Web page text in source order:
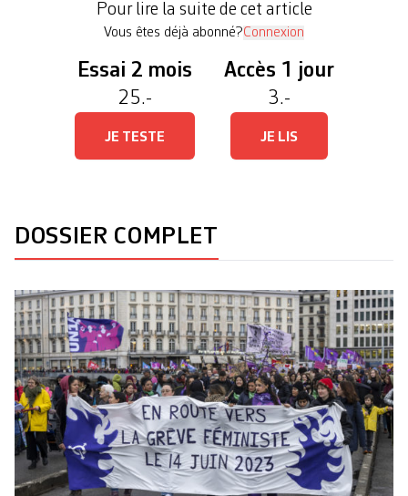
Mademoiselle Lou – Mairo, MadeInParis, […]
Pour lire la suite de cet article
Vous êtes déjà abonné?Connexion
Essai 2 mois
25.-
JE TESTE
Accès 1 jour
3.-
JE LIS
DOSSIER COMPLET